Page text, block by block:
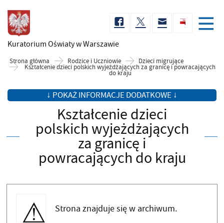
Kuratorium Oświatyw Warszawie
Strona główna Rodzice i Uczniowie Dzieci migrujące
Kształcenie dzieci polskich wyjeżdżających za granicę i powracających
do kraju
↓ POKAŻ INFORMACJE DODATKOWE ↓
Kształcenie dzieci
polskich wyjeżdżających
za granicę i
powracających do kraju
Strona znajduje się w archiwum.